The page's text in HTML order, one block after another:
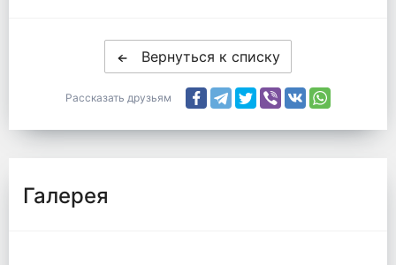
Вернуться к списку
Рассказать друзьям
Галерея